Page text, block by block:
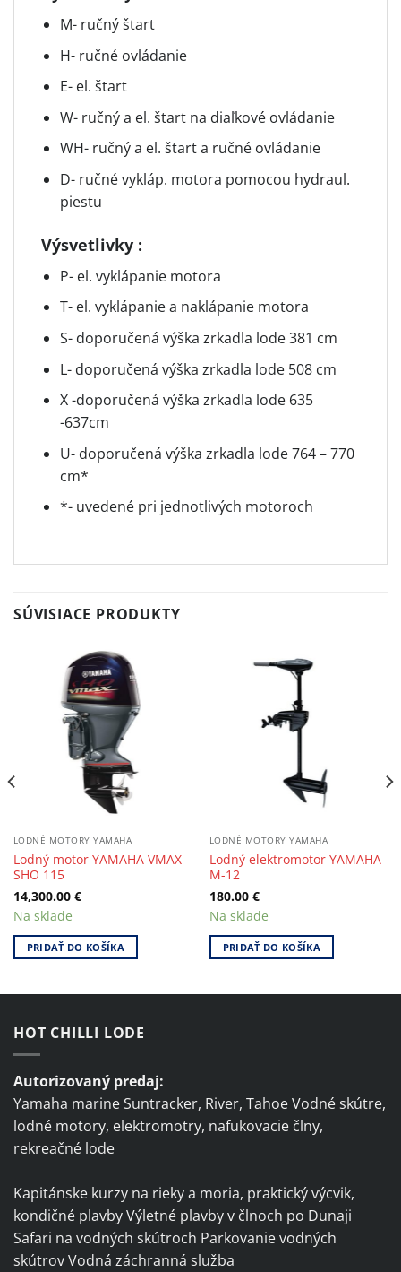
M- ručný štart
H- ručné ovládanie
E- el. štart
W- ručný a el. štart na diaľkové ovládanie
WH- ručný a el. štart a ručné ovládanie
D- ručné vykláp. motora pomocou hydraul.
piestu
Výsvetlivky :
P- el. vyklápanie motora
T- el. vyklápanie a naklápanie motora
S- doporučená výška zrkadla lode 381 cm
L- doporučená výška zrkadla lode 508 cm
X -doporučená výška zrkadla lode 635
-637cm
U- doporučená výška zrkadla lode 764 – 770
cm*
*- uvedené pri jednotlivých motoroch
SÚVISIACE PRODUKTY
LODNÉ MOTORY YAMAHA
Lodný motor YAMAHA VMAX
SHO 115
14,300.00 €
Na sklade
PRIDAŤ DO KOŠÍKA
LODNÉ MOTORY YAMAHA
Lodný elektromotor YAMAHA
M-12
180.00 €
Na sklade
PRIDAŤ DO KOŠÍKA
HOT CHILLI LODE
Autorizovaný predaj:
Yamaha marine Suntracker, River, Tahoe Vodné skútre,
lodné motory, elektromotry, nafukovacie člny,
rekreačné lode
Kapitánske kurzy na rieky a moria, praktický výcvik,
kondičné plavby Výletné plavby v člnoch po Dunaji
Safari na vodných skútroch Parkovanie vodných
skútrov Vodná záchranná služba